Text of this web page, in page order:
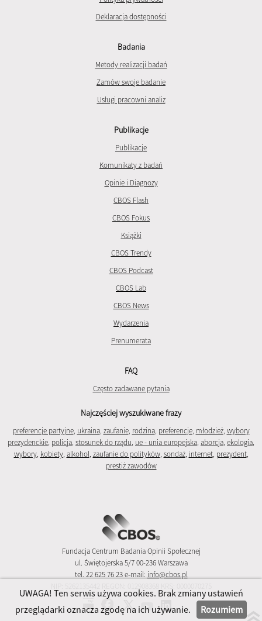
UWAGA! Ten serwis używa cookies. Brak zmiany ustawień
przeglądarki oznacza zgodę na ich używanie.
Rozumiem
Deklaracja dostępności
Badania
Metody realizacji badań
Zamów swoje badanie
Usługi pracowni analiz
Publikacje
Publikacje
Komunikaty z badań
Opinie i Diagnozy
CBOS Flash
CBOS Fokus
Książki
CBOS Trendy
CBOS Podcast
CBOS Lab
CBOS News
Wydarzenia
Prenumerata
FAQ
Często zadawane pytania
Najczęściej wyszukiwane frazy
preferencje partyjne, ukraina, zaufanie, rodzina, preferencje, młodzież, wybory
prezydenckie, policja, stosunek do rządu, ue - unia europejska, aborcja, ekologia,
wybory, kobiety, alkohol, zaufanie do polityków, sondaż, internet, prezydent,
prestiż zawodów
Fundacja Centrum Badania Opinii Społecznej
ul. Świętojerska 5/7 00-236 Warszawa
tel. 22 625 76 23 e‑mail: info@cbos.pl